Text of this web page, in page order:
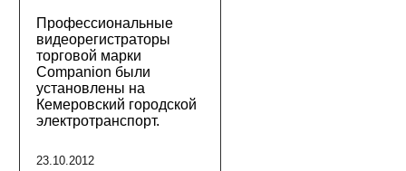
Профессиональные
видеорегистраторы
торговой марки
Companion были
установлены на
Кемеровский городской
электротранспорт.
23.10.2012